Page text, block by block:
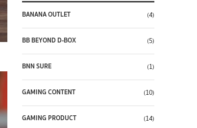
BANANA OUTLET (4)
BB BEYOND D-BOX (5)
BNN SURE (1)
GAMING CONTENT (10)
GAMING PRODUCT (14)